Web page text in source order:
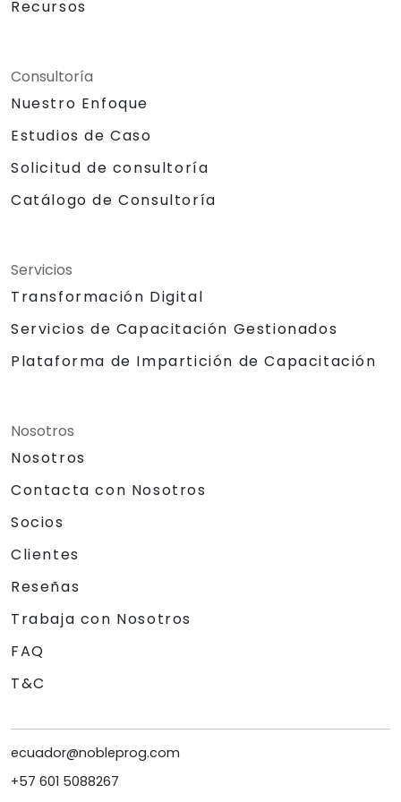
Recursos
Consultoría
Nuestro Enfoque
Estudios de Caso
Solicitud de consultoría
Catálogo de Consultoría
Servicios
Transformación Digital
Servicios de Capacitación Gestionados
Plataforma de Impartición de Capacitación
Nosotros
Nosotros
Contacta con Nosotros
Socios
Clientes
Reseñas
Trabaja con Nosotros
FAQ
T&C
ecuador@nobleprog.com
+57 601 5088267